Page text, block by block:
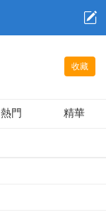
收藏
熱門 精華